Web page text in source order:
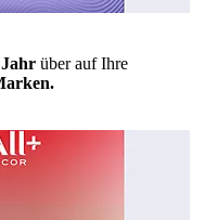
Jahr über auf Ihre